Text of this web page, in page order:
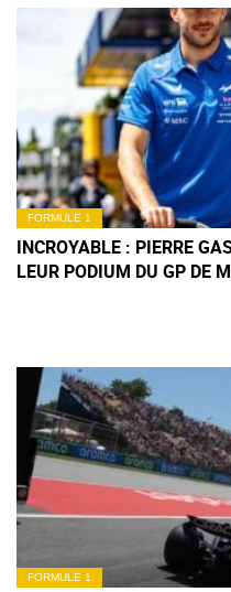
FORMULE 1
INCROYABLE : PIERRE
LEUR PODIUM DU GP DE
FORMULE 1